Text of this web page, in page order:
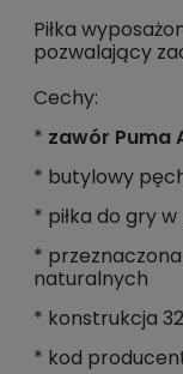
Piłka
pozwalający
Cechy:
* zawór Puma
* butylowy
* piłka do gry w
*
naturalnych
* konstrukcja
* kod